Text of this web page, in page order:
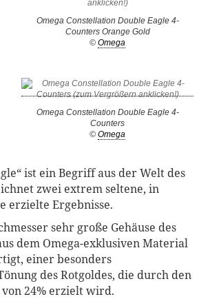
Omega Constellation Double Eagle 4-
Counters Orange Gold
© Omega
Omega Constellation Double Eagle 4-
Counters
© Omega
ist ein Begriff aus der Welt des
zwei extrem seltene, in
erzielte Ergebnisse.
sehr große Gehäuse des
dem Omega-exklusiven Material
einer besonders
des Rotgoldes, die durch den
24% erzielt wird.